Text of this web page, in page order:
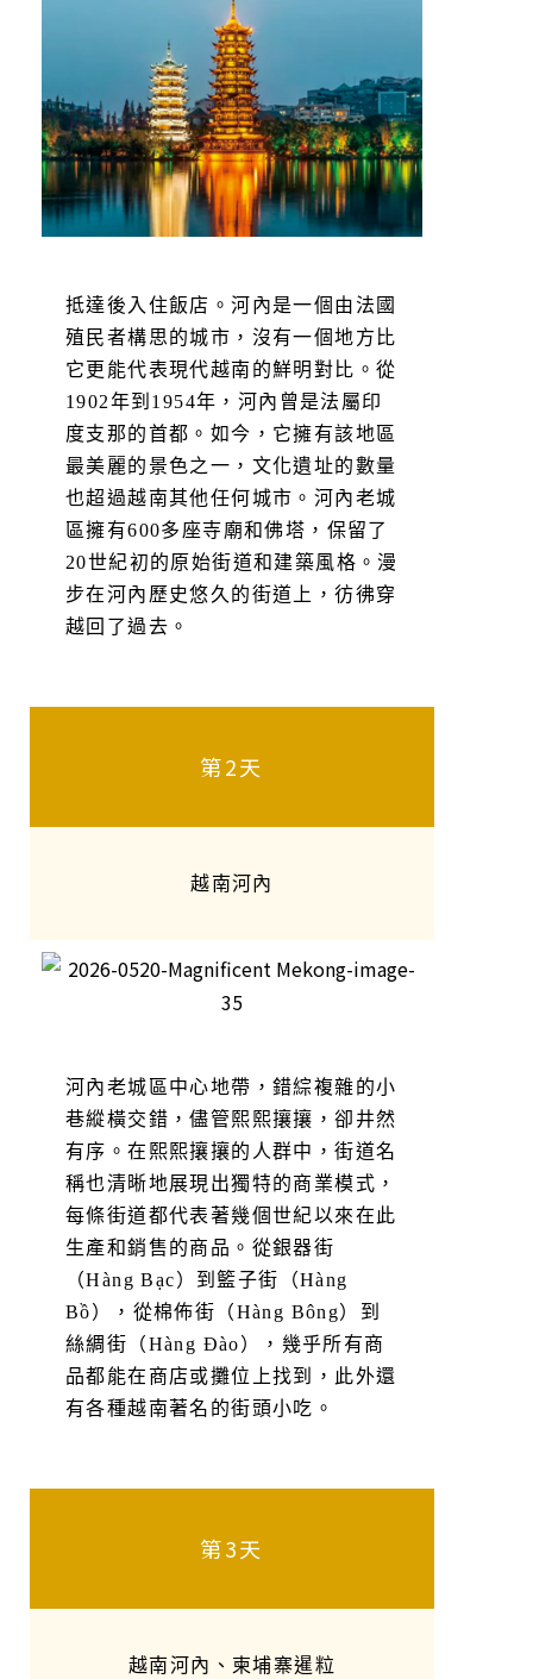
抵達後入住飯店。河內是一個由法國
殖民者構思的城市，沒有一個地方比
它更能代表現代越南的鮮明對比。從
1902年到1954年，河內曾是法屬印
度支那的首都。如今，它擁有該地區
最美麗的景色之一，文化遺址的數量
也超過越南其他任何城市。河內老城
區擁有600多座寺廟和佛塔，保留了
20世紀初的原始街道和建築風格。漫
步在河內歷史悠久的街道上，彷彿穿
越回了過去。
第2天
越南河內
河內老城區中心地帶，錯綜複雜的小
巷縱橫交錯，儘管熙熙攘攘，卻井然
有序。在熙熙攘攘的人群中，街道名
稱也清晰地展現出獨特的商業模式，
每條街道都代表著幾個世紀以來在此
生產和銷售的商品。從銀器街
（Hàng Bạc）到籃子街（Hàng
Bồ），從棉佈街（Hàng Bông）到
絲綢街（Hàng Đào），幾乎所有商
品都能在商店或攤位上找到，此外還
有各種越南著名的街頭小吃。
第3天
越南河內、柬埔寨暹粒